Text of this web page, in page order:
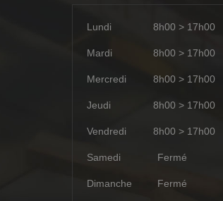
Lundi 8h00 > 17h00
Mardi 8h00 > 17h00
Mercredi 8h00 > 17h00
Jeudi 8h00 > 17h00
Vendredi 8h00 > 17h00
Samedi Fermé
Dimanche Fermé